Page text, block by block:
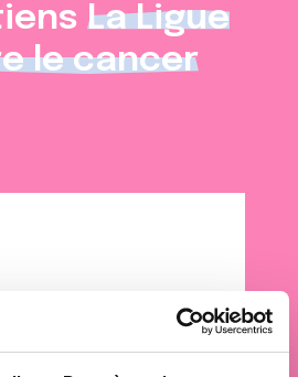
La Ligue
le cancer